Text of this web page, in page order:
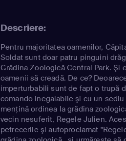
Descriere:
Pentru majoritatea oamenilor,
Soldat sunt doar patru pinguini
Grădina Zoologică Central Park. Şi
oamenii să creadă. De ce?
imperturbabili sunt de fapt o trupă
comando inegalabile şi cu un
menţină ordinea la grădina
vecin nesuferit, Regele Julien.
petrecerile şi autoproclamat